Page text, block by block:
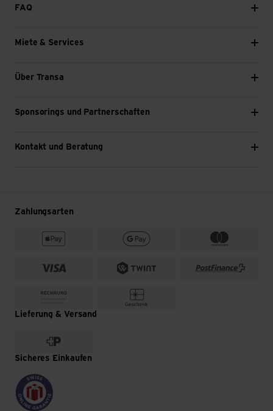
FAQ
Miete & Services
Über Transa
Sponsorings und Partnerschaften
Kontakt und Beratung
Zahlungsarten
Lieferung & Versand
Sicheres Einkaufen